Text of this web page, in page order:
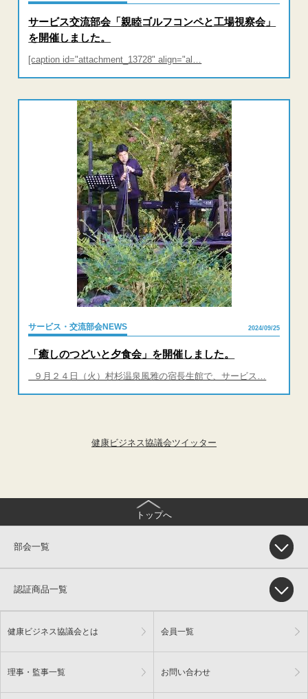
サービス交流部会「親睦ゴルフコンペと工場視察会」
を開催しました。
[caption id="attachment_13728" align="al…
サービス・交流部会NEWS 2024/09/25
「癒しのつどいと夕食会」を開催しました。
９月２４日（火）村杉温泉風雅の宿長生館で、サービス…
健康ビジネス協議会ツイッター
トップへ
部会一覧
認証商品一覧
健康ビジネス協議会とは 会員一覧
理事・監事一覧 お問い合わせ